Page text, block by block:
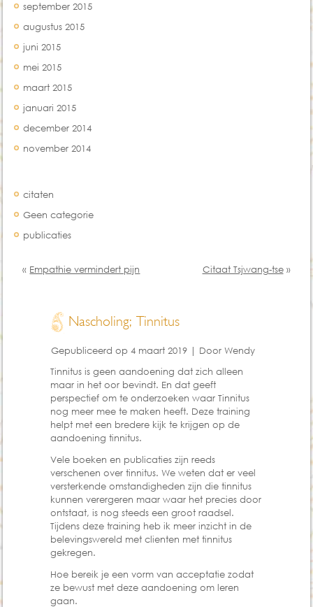
september 2015
augustus 2015
juni 2015
mei 2015
maart 2015
januari 2015
december 2014
november 2014
citaten
Geen categorie
publicaties
« Empathie vermindert pijn Citaat Tsjwang-tse»
Nascholing; Tinnitus
Gepubliceerd op4 maart 2019 | Door Wendy
Tinnitus is geen aandoening dat zich alleen
maar in het oor bevindt. En dat geeft
perspectief om te onderzoeken waar Tinnitus
nog meer mee te maken heeft. Deze training
helpt met een bredere kijk te krijgen op de
aandoening tinnitus.
Vele boeken en publicaties zijn reeds
verschenen over tinnitus. We weten dat er veel
versterkende omstandigheden zijn die tinnitus
kunnen verergeren maar waar het precies door
ontstaat, is nog steeds een groot raadsel.
Tijdens deze training heb ik meer inzicht in de
belevingswereld met clienten met tinnitus
gekregen.
Hoe bereik je een vorm van acceptatie zodat
ze bewust met deze aandoening om leren
gaan.